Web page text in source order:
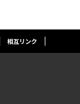
相互リンク